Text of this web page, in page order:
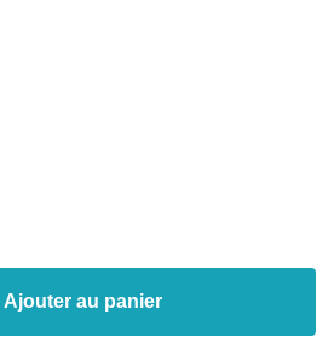
Ajouter au panier